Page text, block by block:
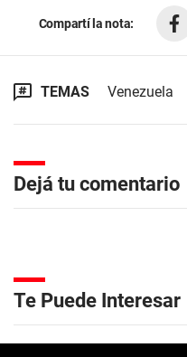
Compartí la nota:
TEMAS Venezuela
Dejá tu comentario
Te Puede Interesar